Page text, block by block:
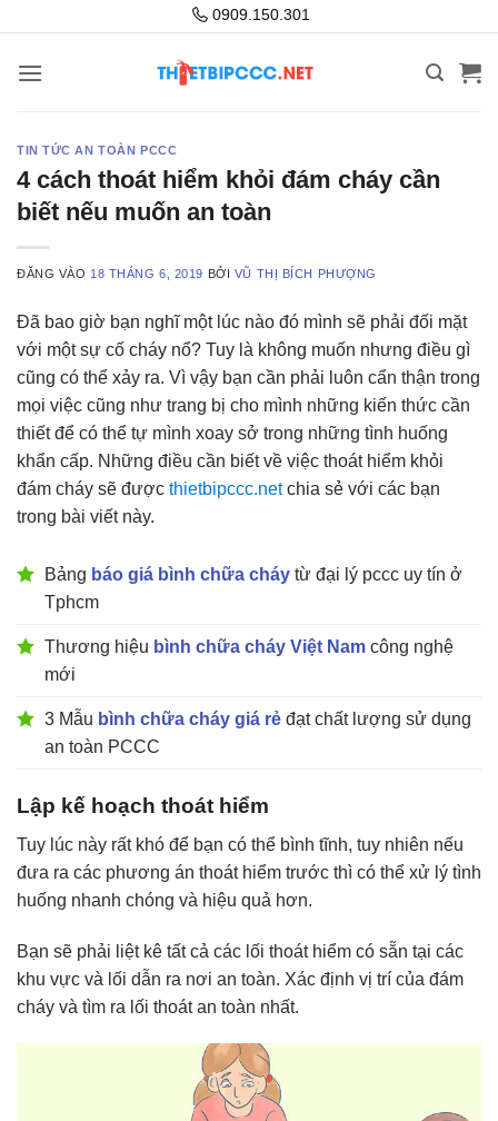
nội
0909.150.301
TIN TỨC AN TOÀN PCCC
4 cách thoát hiểm khỏi đám cháy cần
biết nếu muốn an toàn
ĐĂNG VÀO 18 THÁNG 6, 2019 BỞI VŨ THỊ BÍCH PHƯỢNG
Đã bao giờ bạn nghĩ một lúc nào đó mình sẽ phải đối mặt
với một sự cố cháy nổ? Tuy là không muốn nhưng điều gì
cũng có thể xảy ra. Vì vậy bạn cần phải luôn cẩn thận trong
mọi việc cũng như trang bị cho mình những kiến thức cần
thiết để có thể tự mình xoay sở trong những tình huống
khẩn cấp. Những điều cần biết về việc thoát hiểm khỏi
đám cháy sẽ được thietbipccc.netchia sẻ với các bạn
trong bài viết này.
Bảng báo giá bình chữa cháy từ đại lý pccc uy tín ở
Tphcm
Thương hiệu bình chữa cháy Việt Nam công nghệ
mới
3 Mẫu bình chữa cháy giá rẻ đạt chất lượng sử dụng
an toàn PCCC
Lập kế hoạch thoát hiểm
Tuy lúc này rất khó để bạn có thể bình tĩnh, tuy nhiên nếu
đưa ra các phương án thoát hiểm trước thì có thể xử lý tình
huống nhanh chóng và hiệu quả hơn.
Bạn sẽ phải liệt kê tất cả các lối thoát hiểm có sẵn tại các
khu vực và lối dẫn ra nơi an toàn. Xác định vị trí của đám
cháy và tìm ra lối thoát an toàn nhất.